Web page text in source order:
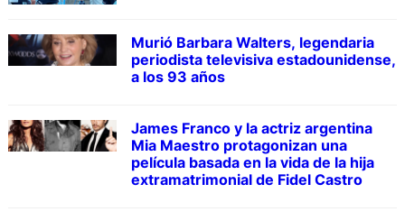
Murió Barbara Walters, legendaria
periodista televisiva estadounidense,
a los 93 años
James Franco y la actriz argentina
Mia Maestro protagonizan una
película basada en la vida de la hija
extramatrimonial de Fidel Castro